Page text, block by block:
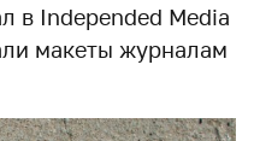
в Independed Media
макеты журналам